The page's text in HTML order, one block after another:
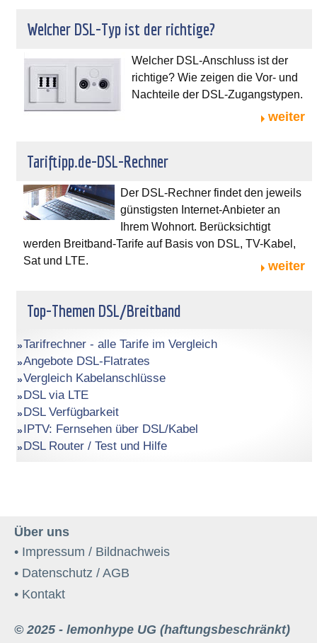
Welcher DSL-Typ ist der richtige?
Welcher DSL-Anschluss ist der
richtige? Wie zeigen die Vor- und
Nachteile der DSL-Zugangstypen.
weiter
Tariftipp.de-DSL-Rechner
Der DSL-Rechner findet den jeweils
günstigsten Internet-Anbieter an
Ihrem Wohnort. Berücksichtigt
werden Breitband-Tarife auf Basis von DSL, TV-Kabel,
Sat und LTE.
weiter
Top-Themen DSL/Breitband
Tarifrechner - alle Tarife im Vergleich
Angebote DSL-Flatrates
Vergleich Kabelanschlüsse
DSL via LTE
DSL Verfügbarkeit
IPTV: Fernsehen über DSL/Kabel
DSL Router / Test und Hilfe
Über uns
• Impressum / Bildnachweis
• Datenschutz / AGB
• Kontakt
© 2025 - lemonhype UG (haftungsbeschränkt)